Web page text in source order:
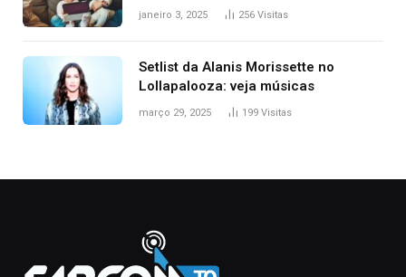
janeiro 3, 2025 256 Visitas
Setlist da Alanis Morissette no
Lollapalooza: veja músicas
março 29, 2025 199 Visitas